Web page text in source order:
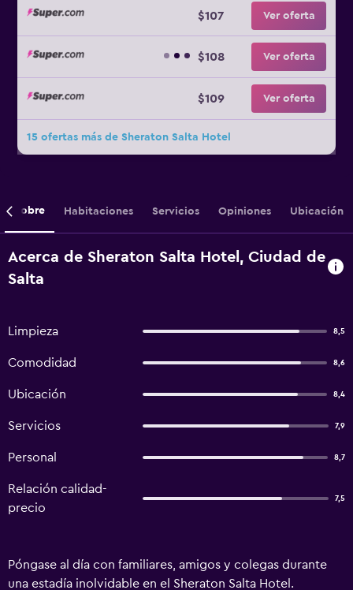
$107 Ver oferta
$108 Ver oferta
$109 Ver oferta
15 ofertas más de Sheraton Salta Hotel
Sobre Habitaciones Servicios Opiniones Ubicación
Acerca de Sheraton Salta Hotel, Ciudad de
Salta
Limpieza 8,5
Comodidad 8,6
Ubicación 8,4
Servicios 7,9
Personal 8,7
Relación calidad-
precio
7,5
Póngase al día con familiares, amigos y colegas durante
una estadía inolvidable en el Sheraton Salta Hotel.